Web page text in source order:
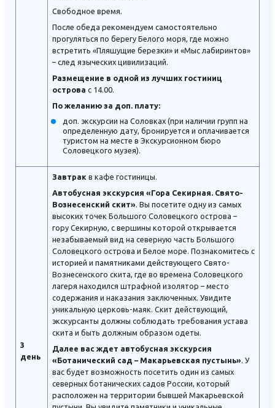
Свободное время.
После обеда рекомендуем самостоятельно
прогуляться по берегу Белого моря, где можно
встретить «Пляшущие березки» и «Мыс лабиринтов»
– след языческих цивилизаций.
Размещение в одной из лучших гостиниц
острова с 14.00.
По желанию за доп. плату:
доп. экскурсии на Соловках (при наличии групп на
определенную дату, бронируется и оплачивается
туристом на месте в Экскурсионном бюро
Соловецкого музея).
3
день
Завтрак в кафе гостиницы.
Автобусная экскурсия «Гора Секирная. Свято-
Вознесенский скит». Вы посетите одну из самых
высоких точек Большого Соловецкого острова –
гору Секирную, с вершины которой открывается
незабываемый вид на северную часть Большого
Соловецкого острова и Белое море. Познакомитесь с
историей и памятниками действующего Свято-
Вознесенского скита, где во времена Соловецкого
лагеря находился штрафной изолятор – место
содержания и наказания заключенных. Увидите
уникальную церковь-маяк. Скит действующий,
экскурсанты должны соблюдать требования устава
скита и быть должным образом одеты.
Далее вас ждет автобусная экскурсия
«Ботанический сад – Макарьевская пустынь». У
вас будет возможность посетить один из самых
северных ботанических садов России, который
расположен на территории бывшей Макарьевской